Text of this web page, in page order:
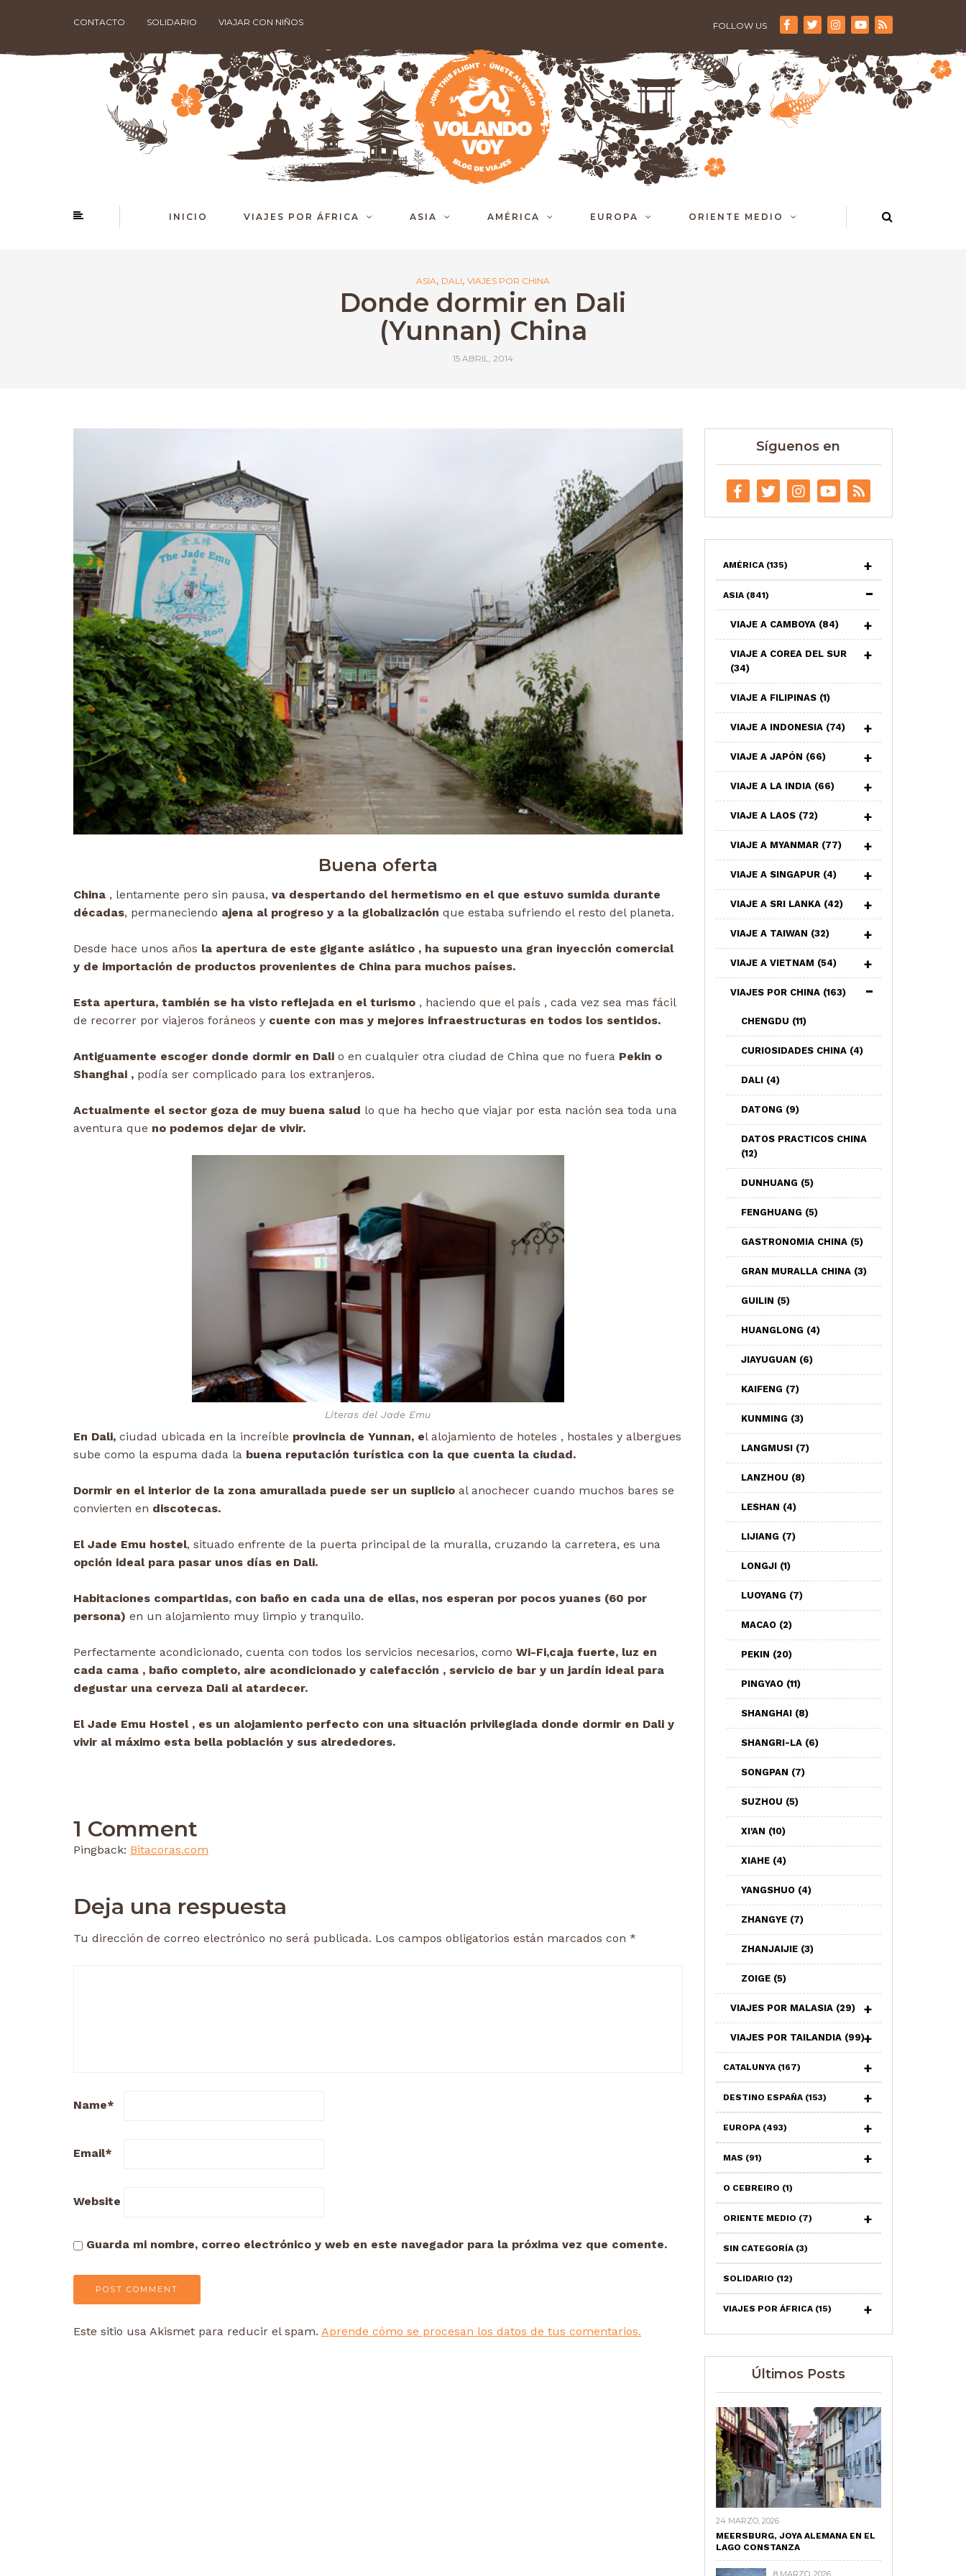
CONTACTO SOLIDARIO VIAJAR CON NIÑOS FOLLOW US
INICIO VIAJES POR ÁFRICA ASIA AMÉRICA EUROPA ORIENTE MEDIO
ASIA, DALI, VIAJES POR CHINA
Donde dormir en Dali
(Yunnan) China
15 ABRIL, 2014
Buena oferta
China , lentamente pero sin pausa, va despertando del hermetismo en el que estuvo sumida durante
décadas, permaneciendo ajena al progreso y a la globalización que estaba sufriendo el resto del planeta.
Desde hace unos años la apertura de este gigante asiático , ha supuesto una gran inyección comercial
y de importación de productos provenientes de China para muchos países.
Esta apertura, también se ha visto reflejada en el turismo , haciendo que el país , cada vez sea mas fácil
de recorrer por viajeros foráneos y cuente con mas y mejores infraestructuras en todos los sentidos.
Antiguamente escoger donde dormir en Dali o en cualquier otra ciudad de China que no fuera Pekin o
Shanghai , podía ser complicado para los extranjeros.
Actualmente el sector goza de muy buena salud lo que ha hecho que viajar por esta nación sea toda una
aventura que no podemos dejar de vivir.
Literas del Jade Emu
En Dali, ciudad ubicada en la increíble provincia de Yunnan, el alojamiento de hoteles , hostales y albergues
sube como la espuma dada la buena reputación turística con la que cuenta la ciudad.
Dormir en el interior de la zona amurallada puede ser un suplicio al anochecer cuando muchos bares se
convierten en discotecas.
El Jade Emu hostel, situado enfrente de la puerta principal de la muralla, cruzando la carretera, es una
opción ideal para pasar unos días en Dali.
Habitaciones compartidas, con baño en cada una de ellas, nos esperan por pocos yuanes (60 por
persona) en un alojamiento muy limpio y tranquilo.
Perfectamente acondicionado, cuenta con todos los servicios necesarios, como Wi-Fi,caja fuerte, luz en
cada cama , baño completo, aire acondicionado y calefacción , servicio de bar y un jardín ideal para
degustar una cerveza Dali al atardecer.
El Jade Emu Hostel , es un alojamiento perfecto con una situación privilegiada donde dormir en Dali y
vivir al máximo esta bella población y sus alrededores.
1 Comment
Pingback: Bitacoras.com
Deja una respuesta
Tu dirección de correo electrónico no será publicada. Los campos obligatorios están marcados con *
Name*
Email*
Website
Guarda mi nombre, correo electrónico y web en este navegador para la próxima vez que comente.
Este sitio usa Akismet para reducir el spam. Aprende cómo se procesan los datos de tus comentarios.
Síguenos en
AMÉRICA (135)
ASIA (841)
VIAJE A CAMBOYA (84)
VIAJE A COREA DEL SUR
(34)
VIAJE A FILIPINAS (1)
VIAJE A INDONESIA (74)
VIAJE A JAPÓN (66)
VIAJE A LA INDIA (66)
VIAJE A LAOS (72)
VIAJE A MYANMAR (77)
VIAJE A SINGAPUR (4)
VIAJE A SRI LANKA (42)
VIAJE A TAIWAN (32)
VIAJE A VIETNAM (54)
VIAJES POR CHINA (163)
CHENGDU (11)
CURIOSIDADES CHINA (4)
DALI (4)
DATONG (9)
DATOS PRACTICOS CHINA
(12)
DUNHUANG (5)
FENGHUANG (5)
GASTRONOMIA CHINA (5)
GRAN MURALLA CHINA (3)
GUILIN (5)
HUANGLONG (4)
JIAYUGUAN (6)
KAIFENG (7)
KUNMING (3)
LANGMUSI (7)
LANZHOU (8)
LESHAN (4)
LIJIANG (7)
LONGJI (1)
LUOYANG (7)
MACAO (2)
PEKIN (20)
PINGYAO (11)
SHANGHAI (8)
SHANGRI-LA (6)
SONGPAN (7)
SUZHOU (5)
XI'AN (10)
XIAHE (4)
YANGSHUO (4)
ZHANGYE (7)
ZHANJAIJIE (3)
ZOIGE (5)
VIAJES POR MALASIA (29)
VIAJES POR TAILANDIA (99)
CATALUNYA (167)
DESTINO ESPAÑA (153)
EUROPA (493)
MAS (91)
O CEBREIRO (1)
ORIENTE MEDIO (7)
SIN CATEGORÍA (3)
SOLIDARIO (12)
VIAJES POR ÁFRICA (15)
Últimos Posts
24 MARZO, 2026
MEERSBURG, JOYA ALEMANA EN EL
LAGO CONSTANZA
8 MARZO, 2026